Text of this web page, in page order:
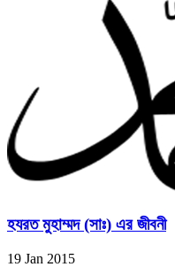
হযরত মুহাম্মদ (সাঃ) এর জীবনী
19 Jan 2015